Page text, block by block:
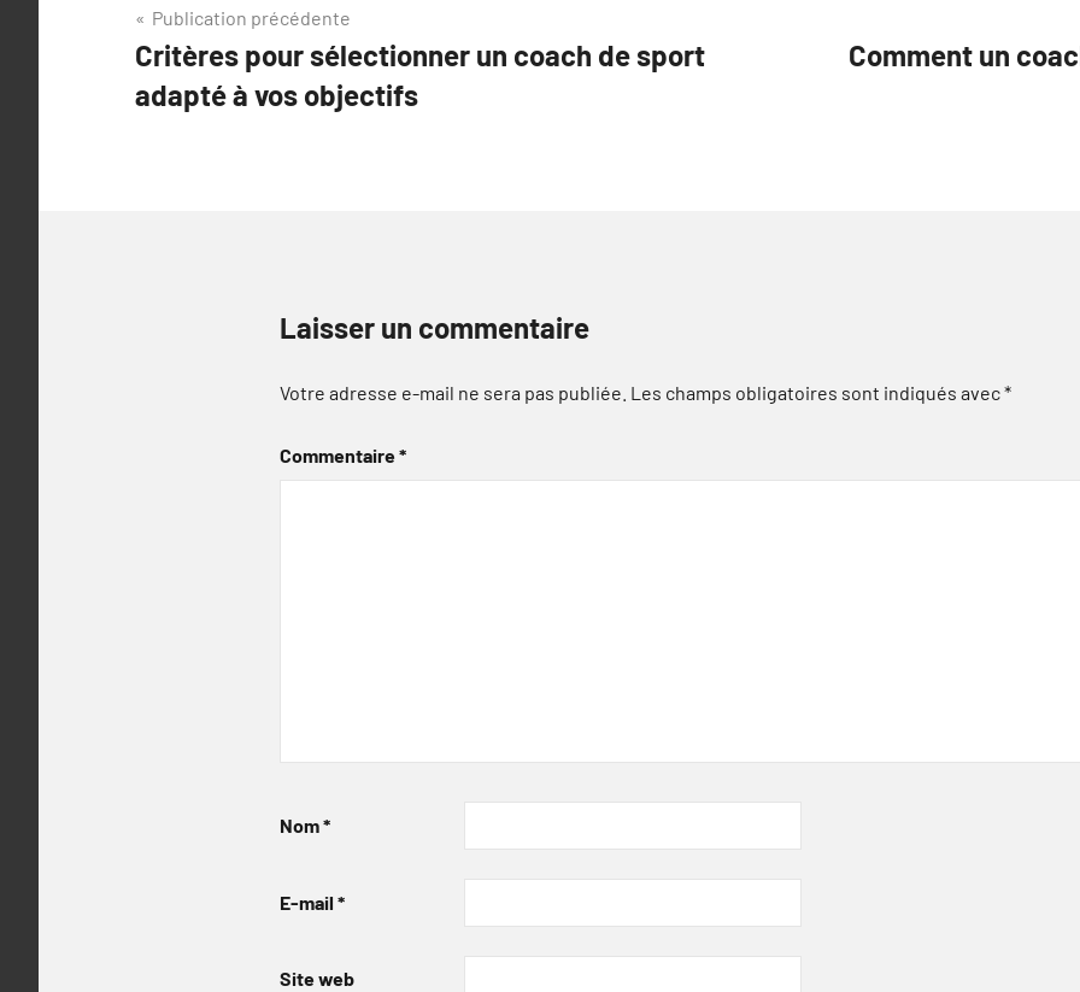
Navigation
de
l’article
Publication précédente
Critères pour sélectionner un coach de sport
adapté à vos objectifs
Comment un
Laisser un commentaire
Votre adresse e-mail ne sera pas publiée. Les champs obligatoires sont indiqués avec*
Commentaire*
Nom*
E-mail *
Site web